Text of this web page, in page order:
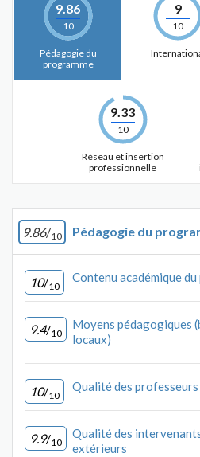
9.86
10
Pédagogie du
programme
9
10
9.33
10
Réseau et insertion
professionnelle
9.86/10 Pédagogie du
10/10
Contenu académique
9.4/10
Moyens pédagogiques
locaux)
10/10
Qualité des
9.9/10
Qualité des
extérieurs